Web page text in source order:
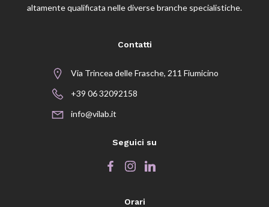
altamente qualificata nelle diverse branche specialistiche.
Contatti
Via Trincea delle Frasche, 211 Fiumicino
+39 06 32092158
info@vilab.it
Seguici su
Orari